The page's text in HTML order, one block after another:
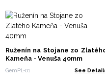
Ruženín na Stojane zo
Kameňa - Venuša 40mm
GemPL-01 See